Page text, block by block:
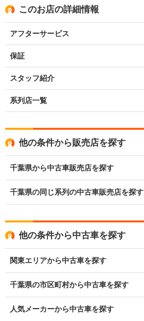
このお店の詳細情報
アフターサービス
保証
スタッフ紹介
系列店一覧
他の条件から販売店を探す
千葉県から中古車販売店を探す
千葉県の同じ系列の中古車販売店を探す
他の条件から中古車を探す
関東エリアから中古車を探す
千葉県の市区町村から中古車を探す
人気メーカーから中古車を探す